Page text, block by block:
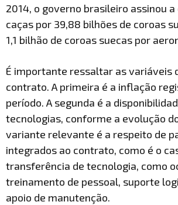
2014, o governo brasileiro assinou
caças por 39,88 bilhões de coroas
1,1 bilhão de coroas suecas por
É importante ressaltar as variáveis
contrato. A primeira é a inflação
período. A segunda é a
tecnologias, conforme a evolução
variante relevante é a respeito de
integrados ao contrato, como é o
transferência de tecnologia, como
treinamento de pessoal, suporte
apoio de manutenção.